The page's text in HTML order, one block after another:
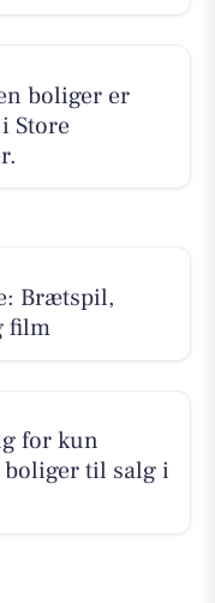
boliger er
Store
Brætspil,
film
for kun
boliger til salg i